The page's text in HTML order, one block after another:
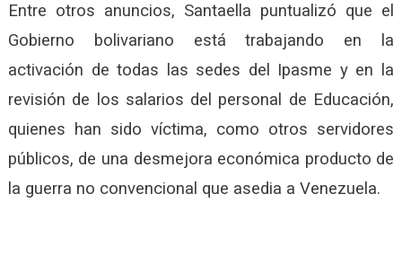
Entre otros anuncios, Santaella puntualizó que el
Gobierno bolivariano está trabajando en la
activación de todas las sedes del Ipasme y en la
revisión de los salarios del personal de Educación,
quienes han sido víctima, como otros servidores
públicos, de una desmejora económica producto de
la guerra no convencional que asedia a Venezuela.